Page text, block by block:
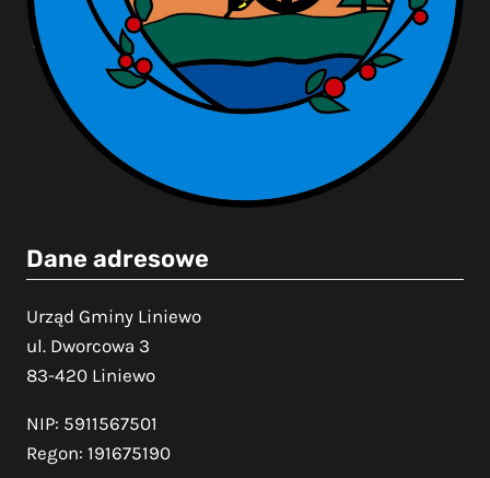
Dane adresowe
Urząd Gminy Liniewo
ul. Dworcowa 3
83-420 Liniewo
NIP: 5911567501
Regon: 191675190